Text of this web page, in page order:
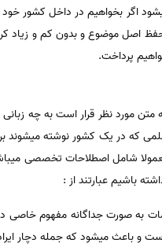
اگر بخواهیم در داخل کشور
حفظ اصل موضوع و بدون کم و زیاد
پرداخت.
متن مورد نظر قرار است به چه
که در یک کشور نوشته میشوند
شامل اصطلاحات تخصصی
باشیم عبارتند از :
به صورت جداگانه مفهوم خاصی
و باعث میشود که جمله دچار